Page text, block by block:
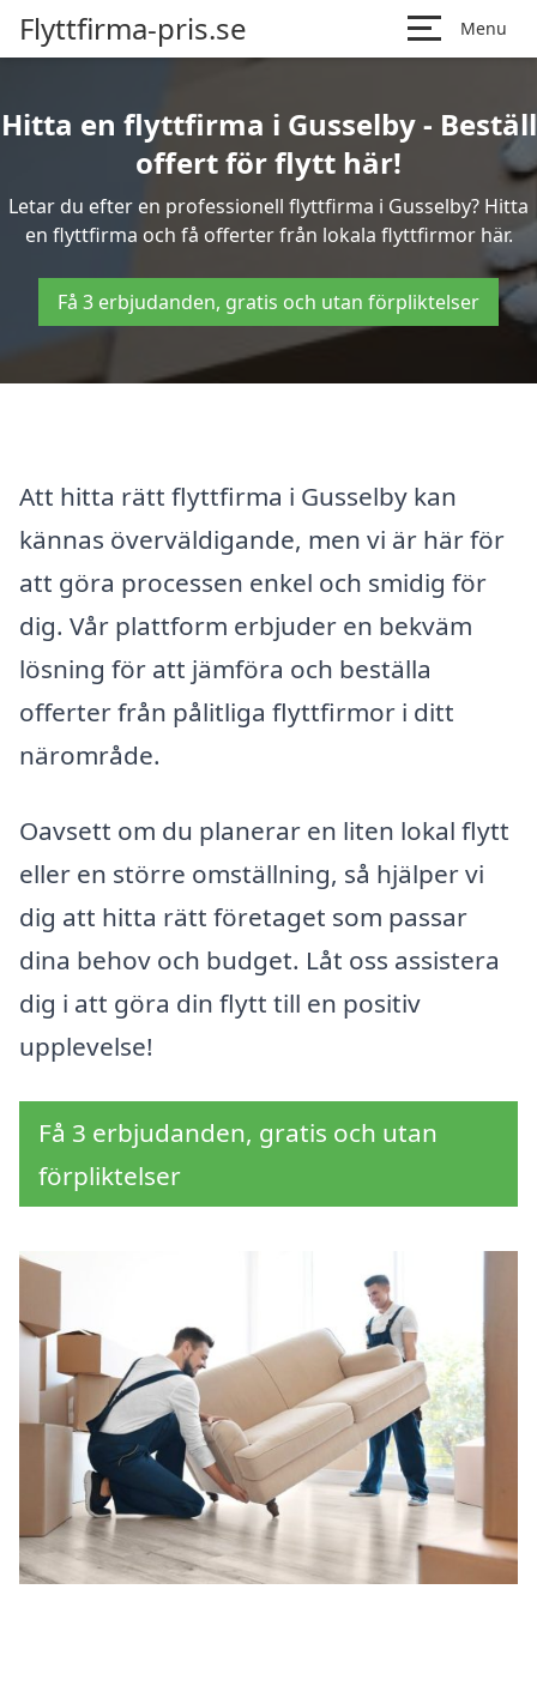
Flyttfirma-pris.se Menu
Hitta en flyttfirma i Gusselby - Beställ
offert för flytt här!
Letar du efter en professionell flyttfirma i Gusselby? Hitta
en flyttfirma och få offerter från lokala flyttfirmor här.
Få 3 erbjudanden, gratis och utan förpliktelser
Att hitta rätt flyttfirma i Gusselby kan
kännas överväldigande, men vi är här för
att göra processen enkel och smidig för
dig. Vår plattform erbjuder en bekväm
lösning för att jämföra och beställa
offerter från pålitliga flyttfirmor i ditt
närområde.
Oavsett om du planerar en liten lokal flytt
eller en större omställning, så hjälper vi
dig att hitta rätt företaget som passar
dina behov och budget. Låt oss assistera
dig i att göra din flytt till en positiv
upplevelse!
Få 3 erbjudanden, gratis och utan
förpliktelser